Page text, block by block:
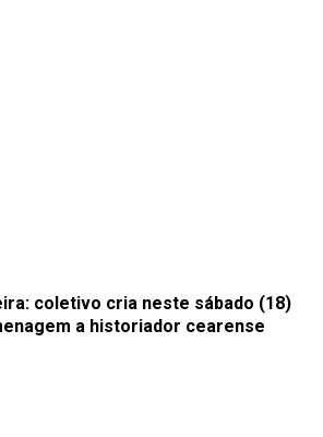
coletivo cria neste sábado (18)
a historiador cearense